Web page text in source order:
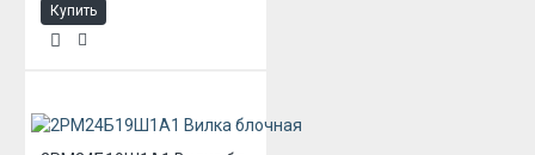
Купить